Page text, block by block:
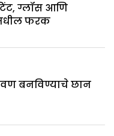
ग्लॉस आणि
फरक
बनविण्याचे छान